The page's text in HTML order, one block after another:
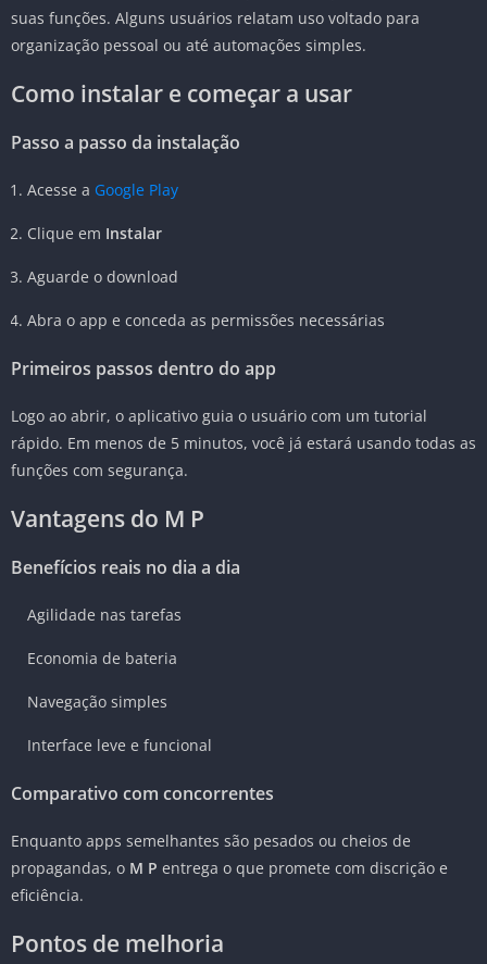
suas funções. Alguns usuários relatam uso voltado para
organização pessoal ou até automações simples.
Como instalar e começar a usar
Passo a passo da instalação
Acesse a Google Play
Clique em Instalar
Aguarde o download
Abra o app e conceda as permissões necessárias
Primeiros passos dentro do app
Logo ao abrir, o aplicativo guia o usuário com um tutorial
rápido. Em menos de 5 minutos, você já estará usando todas as
funções com segurança.
Vantagens do M P
Benefícios reais no dia a dia
Agilidade nas tarefas
Economia de bateria
Navegação simples
Interface leve e funcional
Comparativo com concorrentes
Enquanto apps semelhantes são pesados ou cheios de
propagandas, o M P entrega o que promete com discrição e
eficiência.
Pontos de melhoria